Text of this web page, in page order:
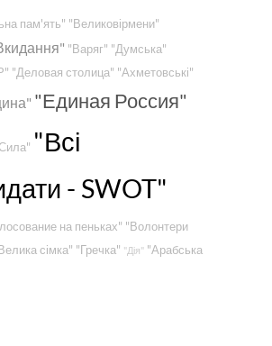
пам'ять" "Великовірмени"
"Варяг" "Думська"
"Деловая столица" "Ахметовські"
"Единая Россия"
"Всі
- SWOT"
на пеньках" "Волонтери
сімка" "Гречка" "Дія" "Арабська